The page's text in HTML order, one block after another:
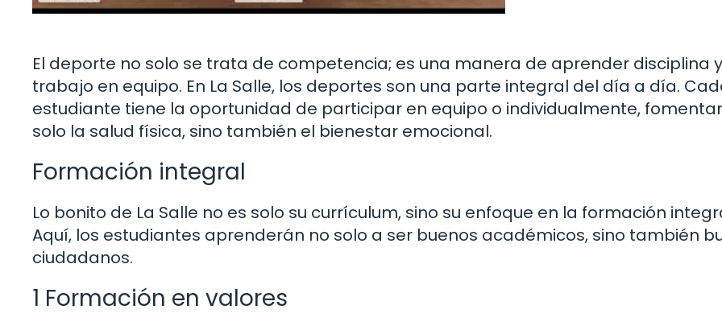
El deporte no solo se trata de competencia; es una manera de aprender disciplina y
trabajo en equipo. En La Salle, los deportes son una parte integral del día a día.
estudiante tiene la oportunidad de participar en equipo o individualmente,
solo la salud física, sino también el bienestar emocional.
Formación integral
Lo bonito de La Salle no es solo su currículum, sino su enfoque en la formación
Aquí, los estudiantes aprenderán no solo a ser buenos académicos, sino también
ciudadanos.
1 Formación en valores